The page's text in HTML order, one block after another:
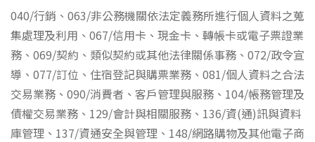
040/行銷、063/非公務機關依法定義務所進行個人資料之蒐
集處理及利用、067/信用卡、現金卡、轉帳卡或電子票證業
務、069/契約、類似契約或其他法律關係事務、072/政令宣
導、077/訂位、住宿登記與購票業務、081/個人資料之合法
交易業務、090/消費者、客戶管理與服務、104/帳務管理及
債權交易業務、129/會計與相關服務、136/資(通)訊與資料
庫管理、137/資通安全與管理、148/網路購物及其他電子商